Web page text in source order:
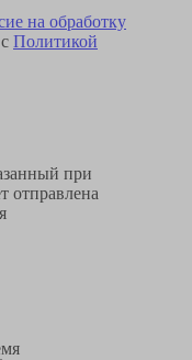
на обработку
Политикой
при
отправлена